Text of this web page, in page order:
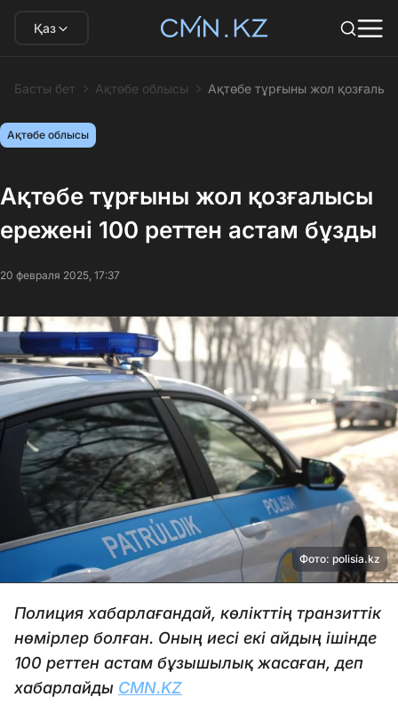
Қаз
Басты бет Ақтөбе облысы Ақтөбе тұрғыны жол
Ақтөбе облысы
Ақтөбе тұрғыны жол қозғалысы
ережені 100 реттен астам бұзды
20 февраля 2025, 17:37
Фото: polisia.kz
Полиция хабарлағандай, көлікттің транзиттік
нөмірлер болған. Оның иесі екі айдың ішінде
100 реттен астам бұзышылық жасаған, деп
хабарлайды CMN.KZ